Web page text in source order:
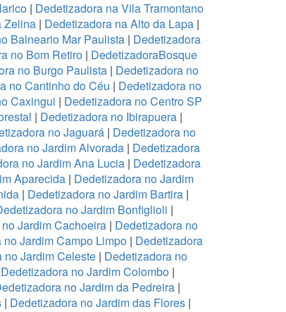
| Dedetizadora na Vila Tramontano
Zelina| Dedetizadora na Alto da Lapa|
Balneario Mar Paulista| Dedetizadora
no Bom Retiro| DedetizadoraBosque
no Burgo Paulista| Dedetizadora no
no Cantinho do Céu | Dedetizadora no
Caxingui | Dedetizadora no Centro SP
| Dedetizadora no Ibirapuera|
no Jaguará | Dedetizadora no
no Jardim Alvorada | Dedetizadora
no Jardim Ana Lucia | Dedetizadora
Aparecida | Dedetizadora no Jardim
| Dedetizadora no Jardim Bartira|
no Jardim Bonfiglioli |
Jardim Cachoeira| Dedetizadora no
no Jardim Campo Limpo | Dedetizadora
no Jardim Celeste| Dedetizadora no
Dedetizadora no Jardim Colombo|
no Jardim da Pedreira|
| Dedetizadora no Jardim das Flores |